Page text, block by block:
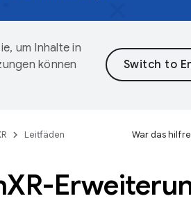
um Inhalte in
können
Leitfäden War das
XR-